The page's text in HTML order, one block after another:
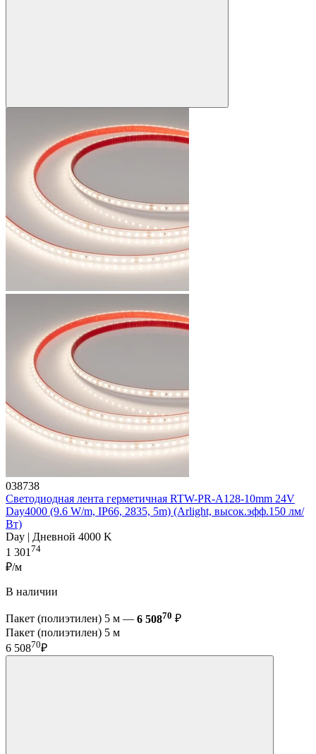
038738
Светодиодная лента герметичная RTW-PR-A128-10mm 24V
Day4000 (9.6 W/m, IP66, 2835, 5m) (Arlight, высок.эфф.150 лм/
Вт)
Day | Дневной 4000 K
1 30174
₽/м
В наличии
Пакет (полиэтилен) 5 м — 6 50870 ₽
Пакет (полиэтилен) 5 м
6 50870₽